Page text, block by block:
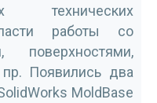
технических
работы со
поверхностями,
Появились два
MoldBase